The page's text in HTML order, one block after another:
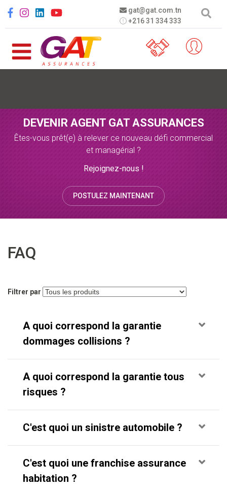
gat@gat.com.tn
+216 31 334 333
Social menu
DEVENIR AGENT GAT ASSURANCES
Êtes-vous prêt(e) à relever ce nouveau défi commercial
et managérial ?
Rejoignez-nous !
POSTULEZ MAINTENANT
FAQ
Filtrer par
A quoi correspond la garantie
dommages collisions ?
A quoi correspond la garantie tous
risques ?
C'est quoi un sinistre automobile ?
C'est quoi une franchise assurance
habitation ?